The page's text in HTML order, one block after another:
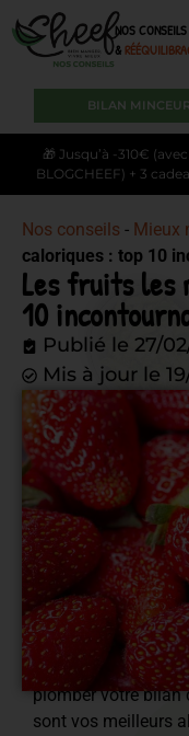
NOS CONSEILS
&
BILAN MINCEUR
🎁 Jusqu’à -310€
BLOGCHEEF) + 3
Nos conseils - Mieux
caloriques : top 10
Les fruits les
10
Publié le 27/
Mis à jour le
Vous cherchez à
plomber votre bilan
sont vos meilleurs